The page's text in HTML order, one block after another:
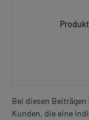
Bei diesen
Kunden, die eine